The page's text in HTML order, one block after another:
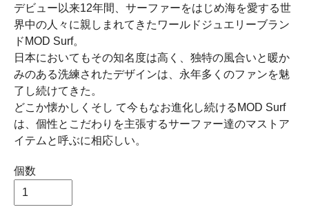
デビュー以来12年間、サーファーをはじめ海を愛する世
界中の人々に親しまれてきたワールドジュエリーブラン
ドMOD Surf。
日本においてもその知名度は高く、独特の風合いと暖か
みのある洗練されたデザインは、永年多くのファンを魅
了し続けてきた。
どこか懐かしくそし て今もなお進化し続けるMOD Surf
は、個性とこだわりを主張するサーファー達のマストア
イテムと呼ぶに相応しい。
個数